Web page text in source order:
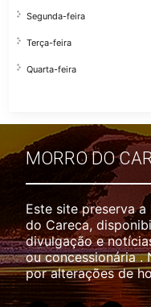
Segunda-feira
Terça-feira
Quarta-feira
MORRO DO
Este site preserva
do Careca,
divulgação e
ou concessionária .
por alterações de